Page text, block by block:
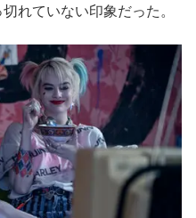
れていない印象だった。